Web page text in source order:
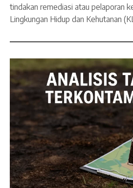
tindakan remediasi atau pelaporan
Lingkungan Hidup dan Kehutanan